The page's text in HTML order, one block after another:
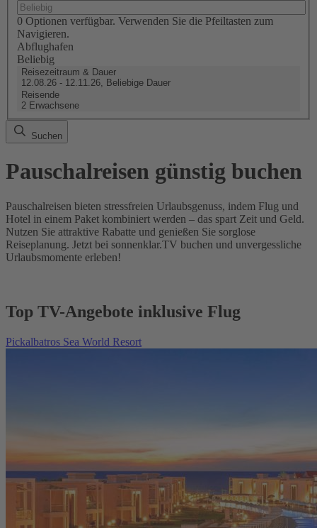
0 Optionen verfügbar. Verwenden Sie die Pfeiltasten zum
Navigieren.
Abflughafen
Beliebig
Reisezeitraum & Dauer
12.08.26 - 12.11.26, Beliebige Dauer
Reisende
2 Erwachsene
Suchen
Pauschalreisen günstig buchen
Pauschalreisen bieten stressfreien Urlaubsgenuss, indem Flug und
Hotel in einem Paket kombiniert werden – das spart Zeit und Geld.
Nutzen Sie attraktive Rabatte und genießen Sie sorglose
Reiseplanung. Jetzt bei sonnenklar.TV buchen und unvergessliche
Urlaubsmomente erleben!
Top TV-Angebote inklusive Flug
Pickalbatros Sea World Resort